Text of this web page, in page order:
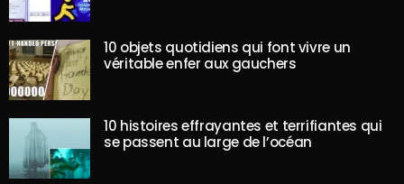
10 objets quotidiens qui font vivre un
véritable enfer aux gauchers
10 histoires effrayantes et terrifiantes qui
se passent au large de l’océan